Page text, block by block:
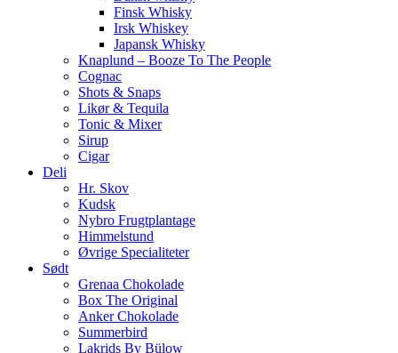
Finsk Whisky
Irsk Whiskey
Japansk Whisky
Knaplund – Booze To The People
Cognac
Shots & Snaps
Likør & Tequila
Tonic & Mixer
Sirup
Cigar
Deli
Hr. Skov
Kudsk
Nybro Frugtplantage
Himmelstund
Øvrige Specialiteter
Sødt
Grenaa Chokolade
Box The Original
Anker Chokolade
Summerbird
Lakrids By Bülow